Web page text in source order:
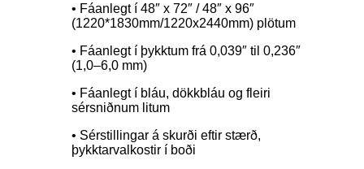
• Fáanlegt í 48″ x 72″ / 48″ x 96″
(1220*1830mm/1220x2440mm) plötum
• Fáanlegt í þykktum frá 0,039″ til 0,236″
(1,0–6,0 mm)
• Fáanlegt í bláu, dökkbláu og fleiri
sérsniðnum litum
• Sérstillingar á skurði eftir stærð,
þykktarvalkostir í boði